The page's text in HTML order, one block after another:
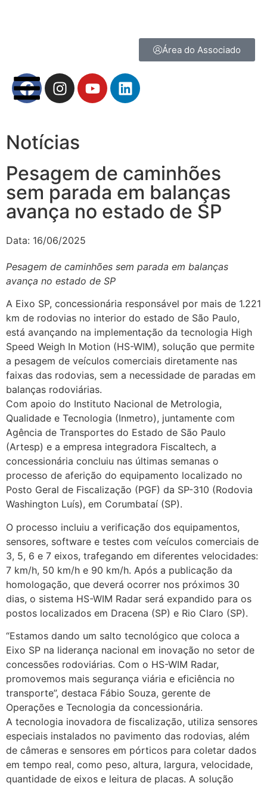
Área do Associado
Notícias
Pesagem de caminhões
sem parada em balanças
avança no estado de SP
Data: 16/06/2025
Pesagem de caminhões sem parada em balanças
avança no estado de SP
A Eixo SP, concessionária responsável por mais de 1.221
km de rodovias no interior do estado de São Paulo,
está avançando na implementação da tecnologia High
Speed Weigh In Motion (HS-WIM), solução que permite
a pesagem de veículos comerciais diretamente nas
faixas das rodovias, sem a necessidade de paradas em
balanças rodoviárias.
Com apoio do Instituto Nacional de Metrologia,
Qualidade e Tecnologia (Inmetro), juntamente com
Agência de Transportes do Estado de São Paulo
(Artesp) e a empresa integradora Fiscaltech, a
concessionária concluiu nas últimas semanas o
processo de aferição do equipamento localizado no
Posto Geral de Fiscalização (PGF) da SP-310 (Rodovia
Washington Luís), em Corumbataí (SP).
O processo incluiu a verificação dos equipamentos,
sensores, software e testes com veículos comerciais de
3, 5, 6 e 7 eixos, trafegando em diferentes velocidades:
7 km/h, 50 km/h e 90 km/h. Após a publicação da
homologação, que deverá ocorrer nos próximos 30
dias, o sistema HS-WIM Radar será expandido para os
postos localizados em Dracena (SP) e Rio Claro (SP).
“Estamos dando um salto tecnológico que coloca a
Eixo SP na liderança nacional em inovação no setor de
concessões rodoviárias. Com o HS-WIM Radar,
promovemos mais segurança viária e eficiência no
transporte”, destaca Fábio Souza, gerente de
Operações e Tecnologia da concessionária.
A tecnologia inovadora de fiscalização, utiliza sensores
especiais instalados no pavimento das rodovias, além
de câmeras e sensores em pórticos para coletar dados
em tempo real, como peso, altura, largura, velocidade,
quantidade de eixos e leitura de placas. A solução